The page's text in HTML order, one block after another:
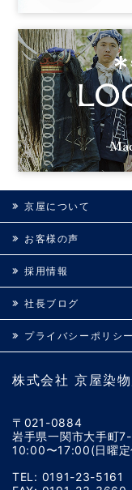
株式会社 京屋染
〒021-0884
岩手県一関市大手町
10:00〜17:00(日曜定
TEL: 0191-23-5161
京屋について
お客様の声
採用情報
社長ブログ
プライバシーポリシー